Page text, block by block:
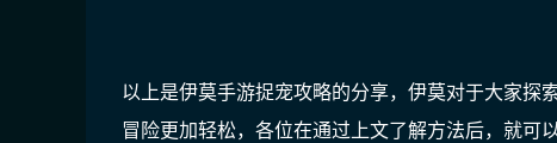
以上是伊莫手游捉宠攻略的分享，伊莫对于大家探
冒险更加轻松，各位在通过上文了解方法后，就可